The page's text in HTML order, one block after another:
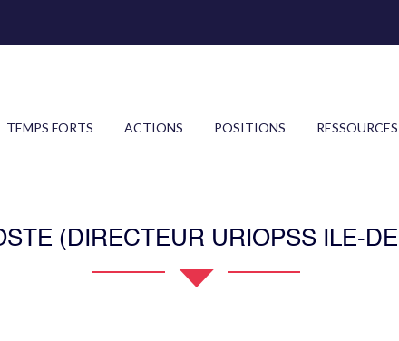
TEMPS FORTS ACTIONS POSITIONS RESSOURCES
(DIRECTEUR URIOPSS ILE-